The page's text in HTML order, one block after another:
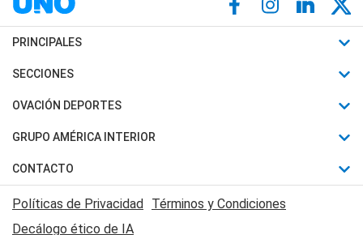
PRINCIPALES
Últimas Noticias
Política
Judiciales
Economia
SECCIONES
Horóscopo
Motores
Trucos caseros
Series y Películas
OVACIÓN DEPORTES
Fútbol
Mundial
Automovilismo
Rugby
GRUPO AMÉRICA INTERIOR
Canal 7 en Vivo
CONTACTO
Acerca de Nosotros
Contactanos
Políticas de Privacidad Términos y Condiciones
Decálogo ético de IA